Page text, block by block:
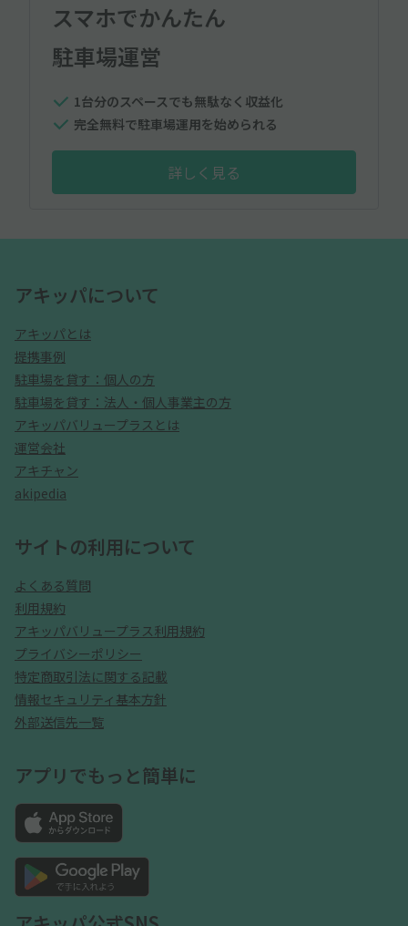
スマホでかんたん
駐車場運営
1台分のスペースでも無駄なく収益化
完全無料で駐車場運用を始められる
詳しく見る
アキッパについて
アキッパとは
提携事例
駐車場を貸す：個人の方
駐車場を貸す：法人・個人事業主の方
アキッパバリュープラスとは
運営会社
アキチャン
akipedia
サイトの利用について
よくある質問
利用規約
アキッパバリュープラス利用規約
プライバシーポリシー
特定商取引法に関する記載
情報セキュリティ基本方針
外部送信先一覧
アプリでもっと簡単に